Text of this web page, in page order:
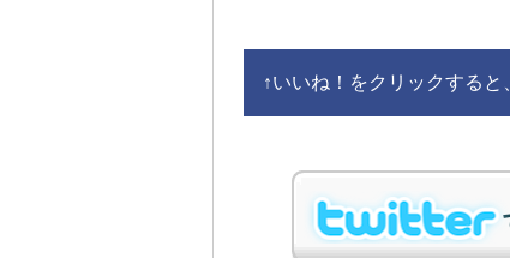
↑いいね！をクリックすると